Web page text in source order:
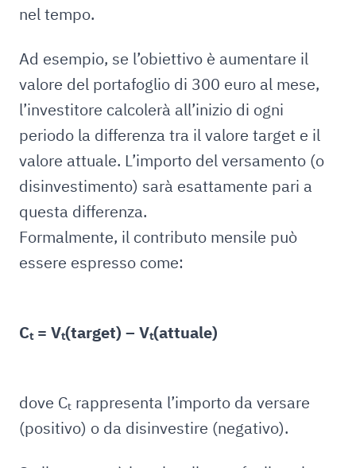
nel tempo.
Ad esempio, se l’obiettivo è aumentare il
valore del portafoglio di 300 euro al mese,
l’investitore calcolerà all’inizio di ogni
periodo la differenza tra il valore target e il
valore attuale. L’importo del versamento (o
disinvestimento) sarà esattamente pari a
questa differenza.
Formalmente, il contributo mensile può
essere espresso come:
Cₜ = Vₜ(target) – Vₜ(attuale)
dove Cₜ rappresenta l’importo da versare
(positivo) o da disinvestire (negativo).